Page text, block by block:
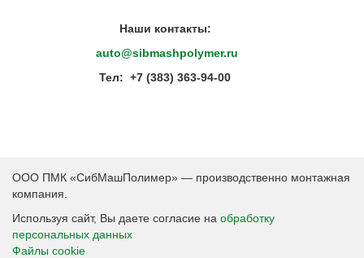
Наши контакты:
auto@sibmashpolymer.ru
Тел: +7 (383) 363-94-00
ООО ПМК «СибМашПолимер» — производственно монтажная
компания.
Используя сайт, Вы даете согласие на обработку
персональных данных
Файлы cookie